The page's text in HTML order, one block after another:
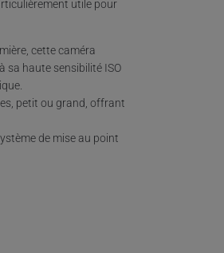
utile pour
cette caméra
sa haute sensibilité ISO
petit ou grand, offrant
de mise au point